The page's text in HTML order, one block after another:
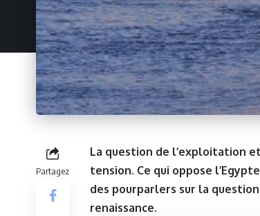
Partagez
La question de l’exploitation
tension. Ce qui oppose
des pourparlers sur la
renaissance.